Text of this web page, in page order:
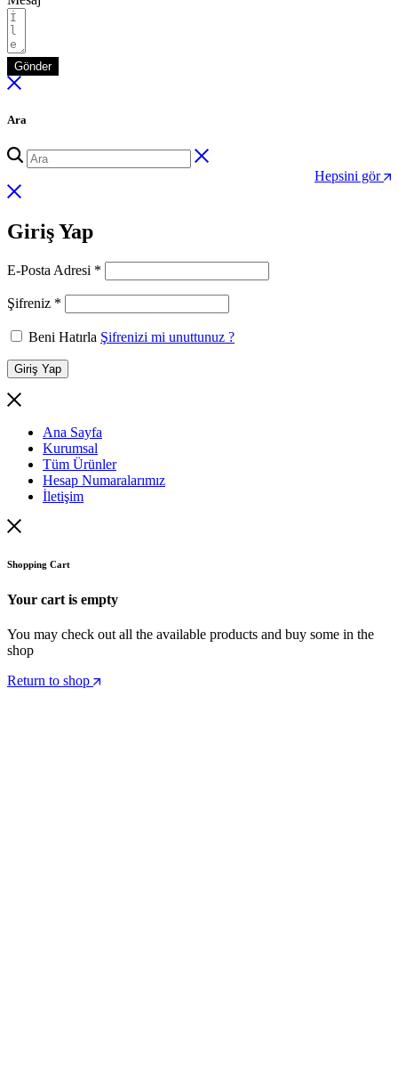
Gönder
Ara
Hepsini gör
Giriş Yap
E-Posta Adresi *
Şifreniz *
Beni Hatırla Şifrenizi mi unuttunuz ?
Giriş Yap
Ana Sayfa
Kurumsal
Tüm Ürünler
Hesap Numaralarımız
İletişim
Shopping Cart
Your cart is empty
You may check out all the available products and buy some in the
shop
Return to shop